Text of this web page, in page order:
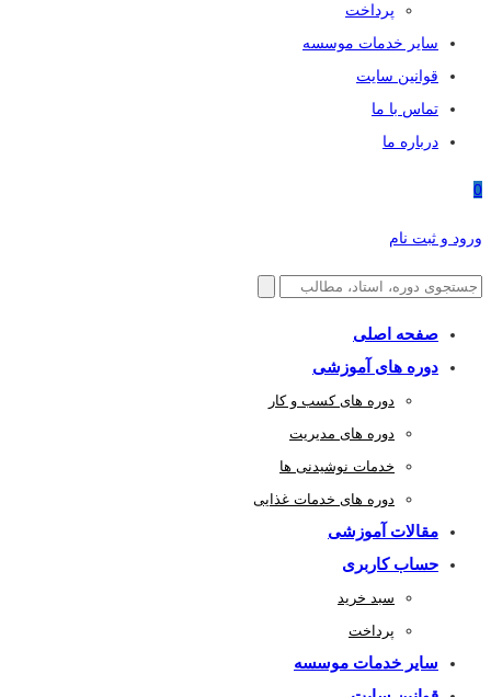
پرداخت
سایر خدمات موسسه
قوانین سایت
تماس با ما
درباره ما
0
ورود و ثبت نام
صفحه اصلی
دوره های آموزشی
دوره های کسب و کار
دوره های مدیریت
خدمات نوشیدنی ها
دوره های خدمات غذایی
مقالات آموزشی
حساب کاربری
سبد خرید
پرداخت
سایر خدمات موسسه